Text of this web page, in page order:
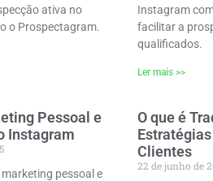
ativa no
o Prospectagram.
Instagram
facilitar a
qualificados.
Ler mais >>
Pessoal e
Instagram
pessoal e
O que é
Clientes
22 de junho de